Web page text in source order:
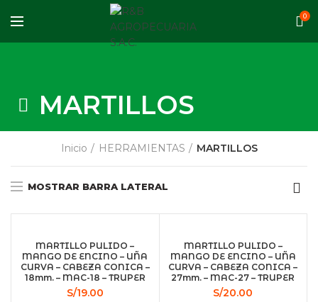
0
MARTILLOS
Inicio HERRAMIENTAS MARTILLOS
MOSTRAR BARRA LATERAL
MARTILLO PULIDO –
MANGO DE ENCINO – UÑA
CURVA – CABEZA CONICA –
18mm. – MAC-18 – TRUPER
S/19.00
MARTILLO PULIDO –
MANGO DE ENCINO – UÑA
CURVA – CABEZA CONICA –
27mm. – MAC-27 – TRUPER
S/20.00